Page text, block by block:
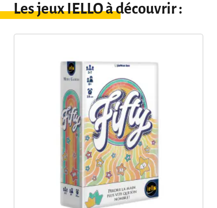
Les jeux IELLO à découvrir :